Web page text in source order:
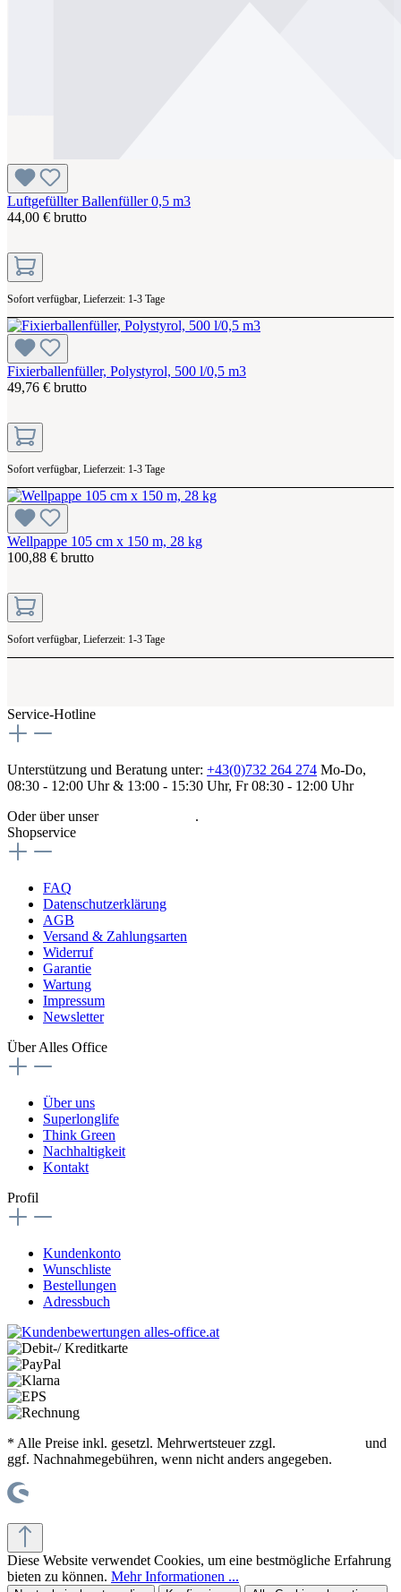
Luftgefüllter Ballenfüller 0,5 m3
44,00 € brutto
Sofort verfügbar, Lieferzeit: 1-3 Tage
Fixierballenfüller, Polystyrol, 500 l/0,5 m3
49,76 € brutto
Sofort verfügbar, Lieferzeit: 1-3 Tage
Wellpappe 105 cm x 150 m, 28 kg
100,88 € brutto
Sofort verfügbar, Lieferzeit: 1-3 Tage
Service-Hotline
Unterstützung und Beratung unter: +43(0)732 264 274 Mo-Do,
08:30 - 12:00 Uhr & 13:00 - 15:30 Uhr, Fr 08:30 - 12:00 Uhr
Oder über unser
.
Shopservice
FAQ
Datenschutzerklärung
AGB
Versand & Zahlungsarten
Widerruf
Garantie
Wartung
Impressum
Newsletter
Über Alles Office
Über uns
Superlonglife
Think Green
Nachhaltigkeit
Kontakt
Profil
Kundenkonto
Wunschliste
Bestellungen
Adressbuch
* Alle Preise inkl. gesetzl. Mehrwertsteuer zzgl.
und
ggf. Nachnahmegebühren, wenn nicht anders angegeben.
Diese Website verwendet Cookies, um eine bestmögliche Erfahrung
bieten zu können. Mehr Informationen ...